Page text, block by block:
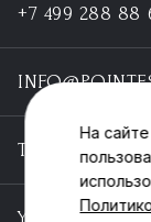
+7 499 288 88
TELEGRAM
На